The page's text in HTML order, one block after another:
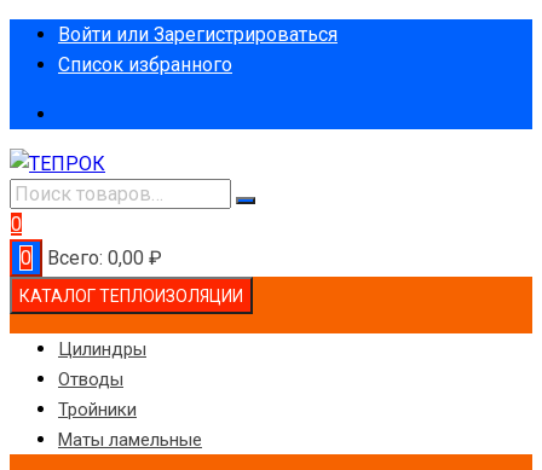
ПерейтиВойти или Зарегистрироваться
Список избранного
0
0
Всего: 0,00 ₽
КАТАЛОГ ТЕПЛОИЗОЛЯЦИИ
Цилиндры
Отводы
Тройники
Маты ламельные